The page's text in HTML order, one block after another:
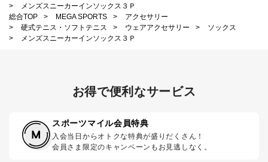
>
メンズスニーカーインソックス３Ｐ
総合TOP
> MEGA SPORTS >
アクセサリー
>
硬式テニス・ソフトテニス > ウェアアクセサリー >
ソックス
>
メンズスニーカーインソックス３Ｐ
お得で便利なサービス
スポーツマイル会員特典
入会当日からオトクな特典が盛りだくさん！
会員さま限定のキャンペーンもお見逃しなく。